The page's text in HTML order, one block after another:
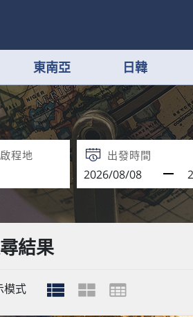
東南亞 日韓
啟程地 出發時間
結果
模式